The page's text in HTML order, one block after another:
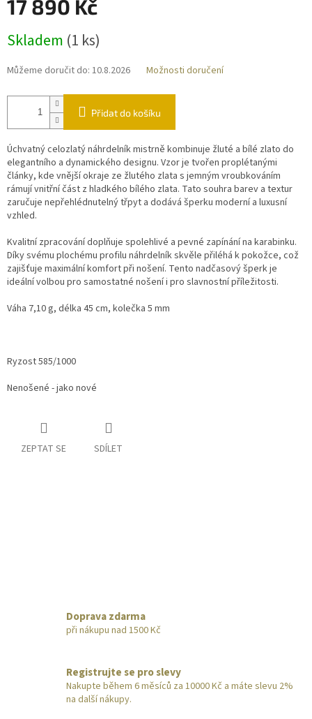
17 890 Kč
cena:
Skladem (1 ks)
Můžeme doručit do: 10.8.2026 Možnosti doručení
Přidat do košíku
Úchvatný celozlatý náhrdelník mistrně kombinuje žluté a bílé zlato do
elegantního a dynamického designu. Vzor je tvořen proplétanými
články, kde vnější okraje ze žlutého zlata s jemným vroubkováním
rámují vnitřní část z hladkého bílého zlata. Tato souhra barev a textur
zaručuje nepřehlédnutelný třpyt a dodává šperku moderní a luxusní
vzhled.
Kvalitní zpracování doplňuje spolehlivé a pevné zapínání na karabinku.
Díky svému plochému profilu náhrdelník skvěle přiléhá k pokožce, což
zajišťuje maximální komfort při nošení. Tento nadčasový šperk je
ideální volbou pro samostatné nošení i pro slavnostní příležitosti.
Váha 7,10 g, délka 45 cm, kolečka 5 mm
Ryzost 585/1000
Nenošené - jako nové
ZEPTAT SE SDÍLET
Doprava zdarma
při nákupu nad 1500 Kč
Registrujte se pro slevy
Nakupte během 6 měsíců za 10000 Kč a máte slevu 2%
na další nákupy.